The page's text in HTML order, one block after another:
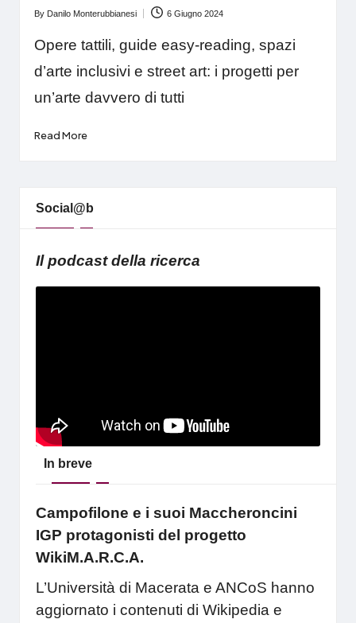
Posted
By Danilo Monterubbianesi 6 Giugno 2024
Opere tattili, guide easy-reading, spazi
d’arte inclusivi e street art: i progetti per
un’arte davvero di tutti
Read More
Social@b
Il podcast della ricerca
In breve
Campofilone e i suoi Maccheroncini
IGP protagonisti del progetto
WikiM.A.R.C.A.
L’Università di Macerata e ANCoS hanno
aggiornato i contenuti di Wikipedia e